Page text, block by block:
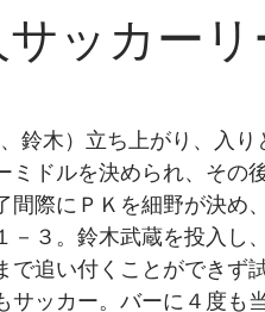
ッカーリ
鈴木）立ち上がり、入り
ドルを決められ、その
際にＰＫを細野が決め
３。鈴木武蔵を投入し
で追い付くことができず
ッカー。バーに４度も